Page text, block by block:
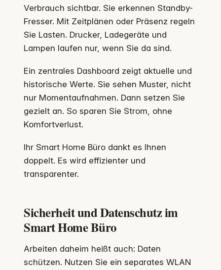
Verbrauch sichtbar. Sie erkennen Standby-
Fresser. Mit Zeitplänen oder Präsenz regeln
Sie Lasten. Drucker, Ladegeräte und
Lampen laufen nur, wenn Sie da sind.
Ein zentrales Dashboard zeigt aktuelle und
historische Werte. Sie sehen Muster, nicht
nur Momentaufnahmen. Dann setzen Sie
gezielt an. So sparen Sie Strom, ohne
Komfortverlust.
Ihr Smart Home Büro dankt es Ihnen
doppelt. Es wird effizienter und
transparenter.
Sicherheit und Datenschutz im
Smart Home Büro
Arbeiten daheim heißt auch: Daten
schützen. Nutzen Sie ein separates WLAN